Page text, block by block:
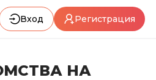
Вход Регистрация
НА